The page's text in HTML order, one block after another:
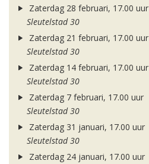
Zaterdag 28 februari, 17.00 uur
Sleutelstad 30
Zaterdag 21 februari, 17.00 uur
Sleutelstad 30
Zaterdag 14 februari, 17.00 uur
Sleutelstad 30
Zaterdag 7 februari, 17.00 uur
Sleutelstad 30
Zaterdag 31 januari, 17.00 uur
Sleutelstad 30
Zaterdag 24 januari, 17.00 uur